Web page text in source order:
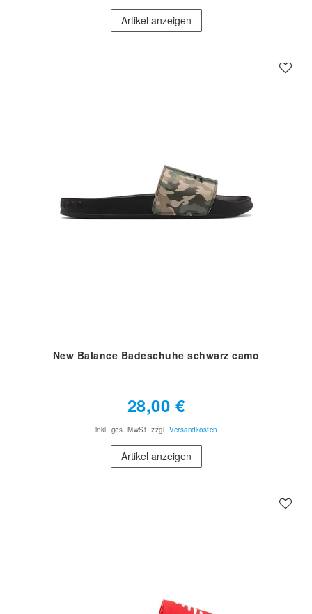
Artikel anzeigen
New Balance Badeschuhe schwarz camo
28,00 €
inkl. ges. MwSt. zzgl. Versandkosten
Artikel anzeigen